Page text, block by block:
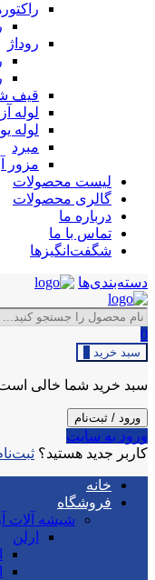
روداژ
قیف
لوله
لوله
مبرد
مزور
لیست محصولات
گالری محصولات
درباره ما
تماس با ما
شگفت‌انگیزها
دسته‌بندی‌ها
0
سبد خرید
سبد خرید شما خالی
ورود / ثبت‌نام
ورود به سایت
کاربر جدید هستید؟
خانه
فروشگاه
شیشه آلات
ارلن